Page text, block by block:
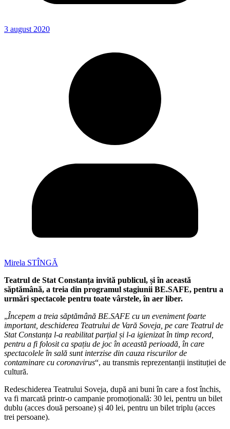
3 august 2020
Mirela STÎNGĂ
Teatrul de Stat Constanța invită publicul, și în această
săptămână, a treia din programul stagiunii BE.SAFE, pentru a
urmări spectacole pentru toate vârstele, în aer liber.
„Începem a treia săptămână BE.SAFE cu un eveniment foarte
important, deschiderea Teatrului de Vară Soveja, pe care Teatrul de
Stat Constanța l-a reabilitat parțial și l-a igienizat în timp record,
pentru a fi folosit ca spațiu de joc în această perioadă, în care
spectacolele în sală sunt interzise din cauza riscurilor de
contaminare cu coronavirus“, au transmis reprezentanții instituției de
cultură.
Redeschiderea Teatrului Soveja, după ani buni în care a fost închis,
va fi marcată printr-o campanie promoțională: 30 lei, pentru un bilet
dublu (acces două persoane) și 40 lei, pentru un bilet triplu (acces
trei persoane).